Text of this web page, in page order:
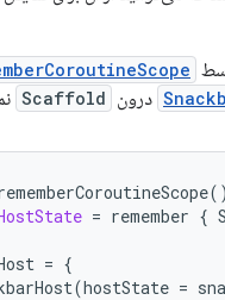
درون Scaffold
()
= remember {
= {
(hostState =